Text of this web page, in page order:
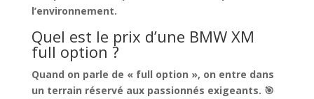
l’environnement.
Quel est le prix d’une BMW XM
full option ?
Quand on parle de « full option », on entre dans
un terrain réservé aux passionnés exigeants. 🎯